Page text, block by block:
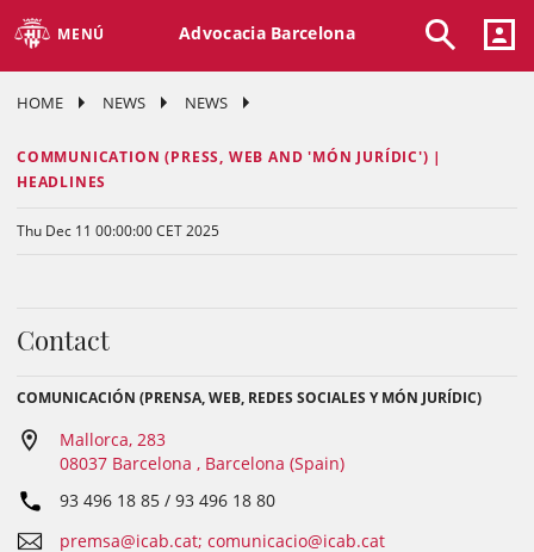
MENÚ Advocacia Barcelona
HOME NEWS NEWS
COMMUNICATION (PRESS, WEB AND 'MÓN JURÍDIC') |
HEADLINES
Thu Dec 11 00:00:00 CET 2025
Contact
COMUNICACIÓN (PRENSA, WEB, REDES SOCIALES Y MÓN JURÍDIC)
Mallorca, 283
08037 Barcelona , Barcelona (Spain)
93 496 18 85 / 93 496 18 80
premsa@icab.cat; comunicacio@icab.cat